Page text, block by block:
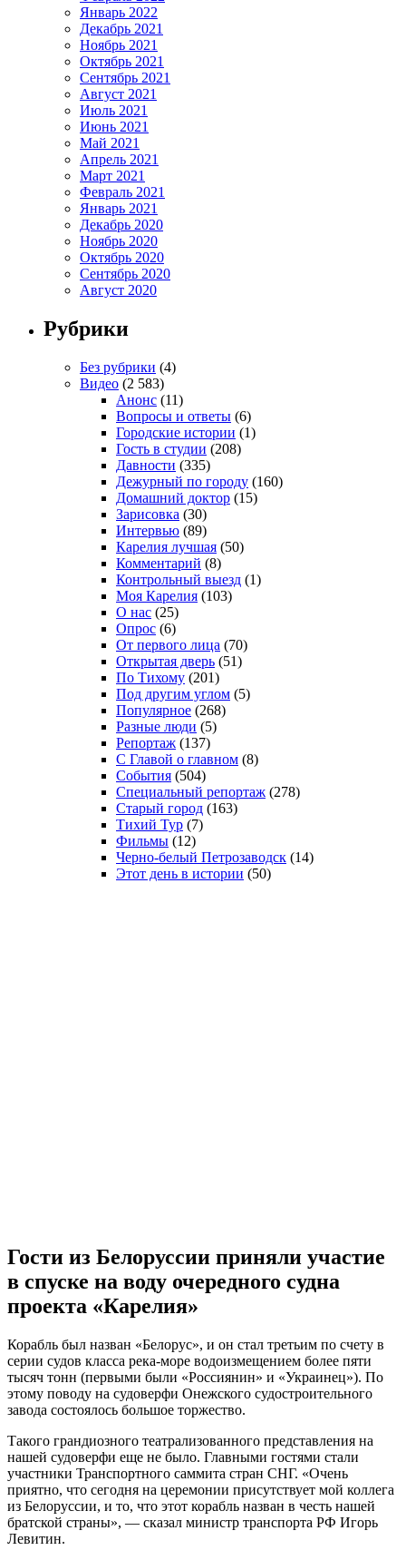
Январь 2022
Декабрь 2021
Ноябрь 2021
Октябрь 2021
Сентябрь 2021
Август 2021
Июль 2021
Июнь 2021
Май 2021
Апрель 2021
Март 2021
Февраль 2021
Январь 2021
Декабрь 2020
Ноябрь 2020
Октябрь 2020
Сентябрь 2020
Август 2020
Рубрики
Без рубрики (4)
Видео (2 583)
Анонс (11)
Вопросы и ответы (6)
Городские истории (1)
Гость в студии (208)
Давности (335)
Дежурный по городу (160)
Домашний доктор (15)
Зарисовка (30)
Интервью (89)
Карелия лучшая (50)
Комментарий (8)
Контрольный выезд (1)
Моя Карелия (103)
О нас (25)
Опрос (6)
От первого лица (70)
Открытая дверь (51)
По Тихому (201)
Под другим углом (5)
Популярное (268)
Разные люди (5)
Репортаж (137)
С Главой о главном (8)
События (504)
Специальный репортаж (278)
Старый город (163)
Тихий Тур (7)
Фильмы (12)
Черно-белый Петрозаводск (14)
Этот день в истории (50)
Гости из Белоруссии приняли участие
в спуске на воду очередного судна
проекта «Карелия»
Корабль был назван «Белорус», и он стал третьим по счету в
серии судов класса река-море водоизмещением более пяти
тысяч тонн (первыми были «Россиянин» и «Украинец»). По
этому поводу на судоверфи Онежского судостроительного
завода состоялось большое торжество.
Такого грандиозного театрализованного представления на
нашей судоверфи еще не было. Главными гостями стали
участники Транспортного саммита стран СНГ. «Очень
приятно, что сегодня на церемонии присутствует мой коллега
из Белоруссии, и то, что этот корабль назван в честь нашей
братской страны», — сказал министр транспорта РФ Игорь
Левитин.